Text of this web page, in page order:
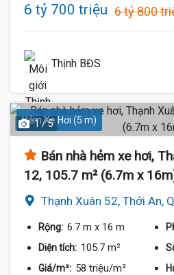
6 tỷ 700 triệu 6 tỷ 800
Thịnh BĐS
Hẻm Xe Hơi (5 m)
1 / 5
Bán nhà hẻm xe hơi,
12, 105.7 m² (6.7m x
Thạnh Xuân 52, Thới An,
Rộng: 6.7 m x 16 m
Diện tích: 105.7 m²
Giá/m²: 58 triệu/m²